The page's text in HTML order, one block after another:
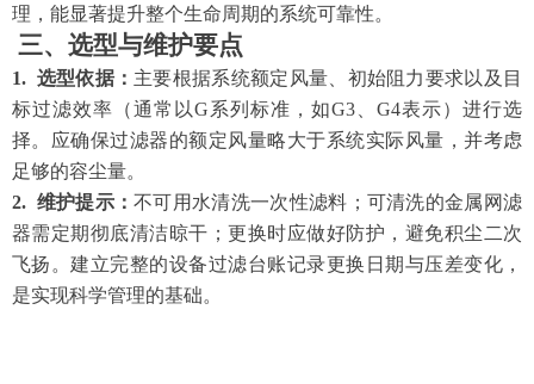
理，能显著提升整个生命周期的系统可靠性。
三、选型与维护要点
1. 选型依据： 主要根据系统额定风量、初始阻力要求以及目
标过滤效率（通常以G系列标准，如G3、G4表示）进行选
择。应确保过滤器的额定风量略大于系统实际风量，并考虑
足够的容尘量。
2. 维护提示：不可用水清洗一次性滤料；可清洗的金属网滤
器需定期彻底清洁晾干；更换时应做好防护，避免积尘二次
飞扬。建立完整的设备过滤台账记录更换日期与压差变化，
是实现科学管理的基础。